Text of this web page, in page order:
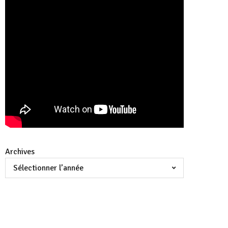
Archives